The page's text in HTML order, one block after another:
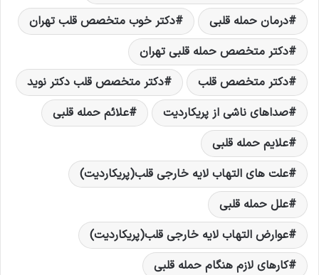
درمان حمله قلبی
دکتر خوب متخصص قلب تهران
دکتر متخصص حمله قلبی تهران
دکتر متخصص قلب
دکتر متخصص قلب دکتر نويد
صداهای ناشی از پریکاردیت
علائم حمله قلبی
علایم حمله قلبی
علت های التهاب لایه خارجی قلب(پریکاردیت)
علل حمله قلبی
عوارض التهاب لایه خارجی قلب(پریکاردیت)
کارهای لازم هنگام حمله قلبی